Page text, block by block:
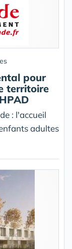
pour
territoire
: l'accueil
adultes